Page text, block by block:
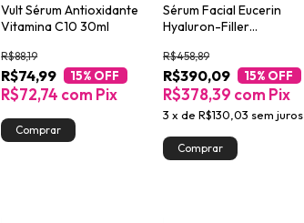
Vult Sérum Antioxidante
Vitamina C10 30ml
R$74,99
R$88,19
15% OFF
R$72,74 com Pix
Sérum Facial Eucerin
Hyaluron-Filler
R$390,09
R$458,89
15% OFF
3 xdeR$130,03 sem juros
R$378,39 com Pix